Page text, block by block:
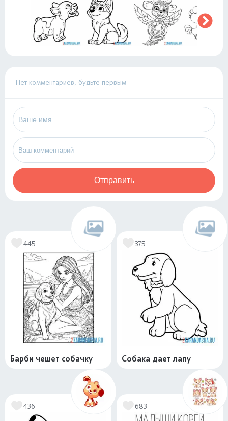
Нет комментариев, будьте первым
Отправить
445
Барби чешет собачку
375
Собака дает лапу
436 683